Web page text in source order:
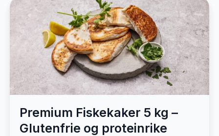
Premium Fiskekaker 5 kg –
Glutenfrie og proteinrike